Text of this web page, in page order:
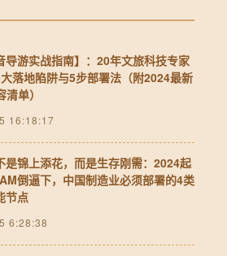
导游实战指南】：20年文旅科技专家
落地陷阱与5步部署法（附2024最新
单）
16:18:17
是锦上添花，而是生存刚需：2024起
倒逼下，中国制造业必须部署的4类
节点
6:28:38